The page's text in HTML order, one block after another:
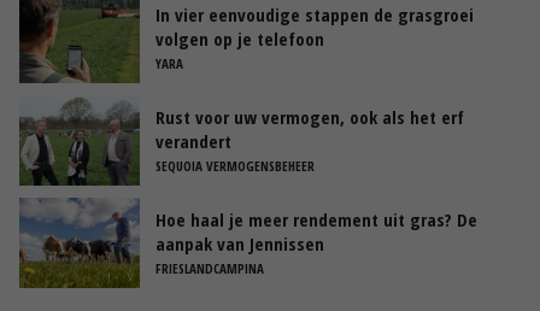
In vier eenvoudige stappen de grasgroei
volgen op je telefoon
YARA
Rust voor uw vermogen, ook als het erf
verandert
SEQUOIA VERMOGENSBEHEER
Hoe haal je meer rendement uit gras? De
aanpak van Jennissen
FRIESLANDCAMPINA